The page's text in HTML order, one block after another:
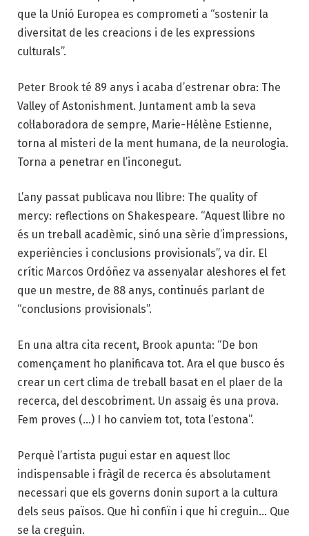
que la Unió Europea es comprometi a “sostenir la
diversitat de les creacions i de les expressions
culturals”.
Peter Brook té 89 anys i acaba d’estrenar obra: The
Valley of Astonishment. Juntament amb la seva
col·laboradora de sempre, Marie-Hélène Estienne,
torna al misteri de la ment humana, de la neurologia.
Torna a penetrar en l’inconegut.
L’any passat publicava nou llibre: The quality of
mercy: reflections on Shakespeare. “Aquest llibre no
és un treball acadèmic, sinó una sèrie d’impressions,
experiències i conclusions provisionals”, va dir. El
crític Marcos Ordóñez va assenyalar aleshores el fet
que un mestre, de 88 anys, continués parlant de
“conclusions provisionals”.
En una altra cita recent, Brook apunta: “De bon
començament ho planificava tot. Ara el que busco és
crear un cert clima de treball basat en el plaer de la
recerca, del descobriment. Un assaig és una prova.
Fem proves (…) I ho canviem tot, tota l’estona”.
Perquè l’artista pugui estar en aquest lloc
indispensable i fràgil de recerca és absolutament
necessari que els governs donin suport a la cultura
dels seus països. Que hi confiïn i que hi creguin… Que
se la creguin.